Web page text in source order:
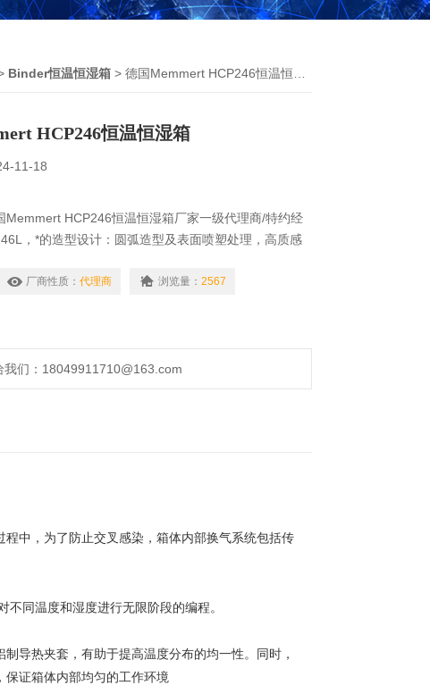
Binder恒温恒湿箱 > 德国Memmert HCP246恒温恒湿箱
HCP246恒温恒湿箱
11-18
Memmert HCP246恒温恒湿箱厂家一级代理商/特约经
，*的造型设计：圆弧造型及表面喷塑处理，高质感
厂商性质： 代理商 浏览量： 2567
我们：18049911710@163.com
中，为了防止交叉感染，箱体内部换气系统包括传
同温度和湿度进行无限阶段的编程。
导热夹套，有助于提高温度分布的均一性。同时，
证箱体内部均匀的工作环境